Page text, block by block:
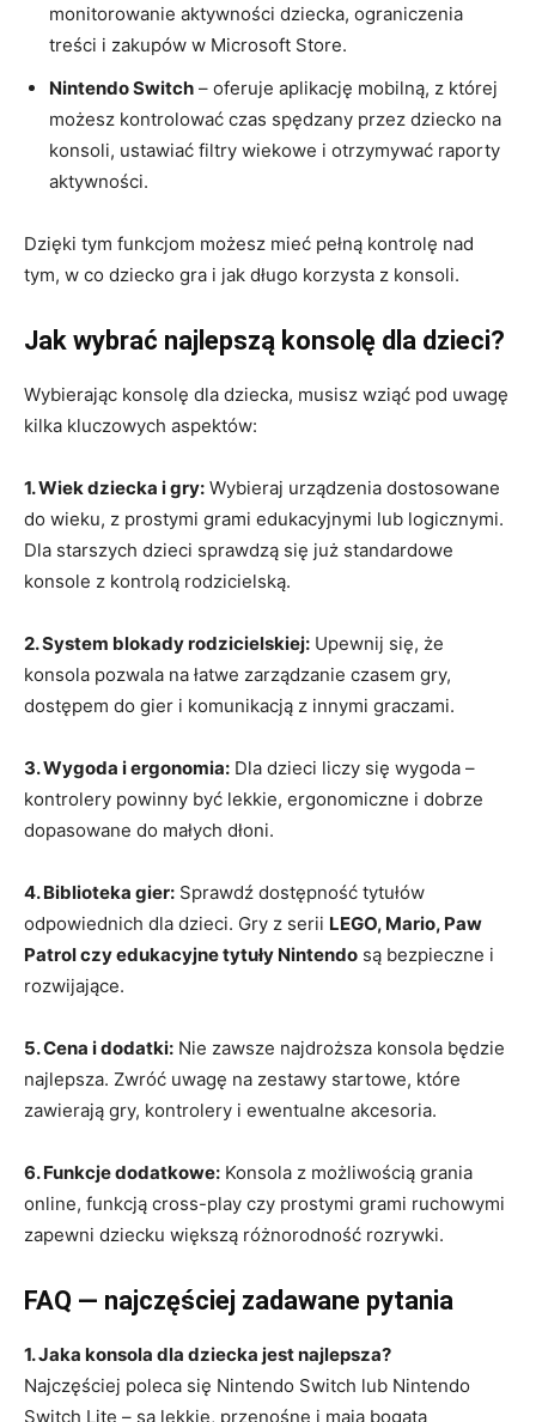
monitorowanie aktywności dziecka, ograniczenia
treści i zakupów w Microsoft Store.
Nintendo Switch – oferuje aplikację mobilną, z której
możesz kontrolować czas spędzany przez dziecko na
konsoli, ustawiać filtry wiekowe i otrzymywać raporty
aktywności.
Dzięki tym funkcjom możesz mieć pełną kontrolę nad
tym, w co dziecko gra i jak długo korzysta z konsoli.
Jak wybrać najlepszą konsolę dla dzieci?
Wybierając konsolę dla dziecka, musisz wziąć pod uwagę
kilka kluczowych aspektów:
1. Wiek dziecka i gry: Wybieraj urządzenia dostosowane
do wieku, z prostymi grami edukacyjnymi lub logicznymi.
Dla starszych dzieci sprawdzą się już standardowe
konsole z kontrolą rodzicielską.
2. System blokady rodzicielskiej: Upewnij się, że
konsola pozwala na łatwe zarządzanie czasem gry,
dostępem do gier i komunikacją z innymi graczami.
3. Wygoda i ergonomia: Dla dzieci liczy się wygoda –
kontrolery powinny być lekkie, ergonomiczne i dobrze
dopasowane do małych dłoni.
4. Biblioteka gier: Sprawdź dostępność tytułów
odpowiednich dla dzieci. Gry z serii LEGO, Mario, Paw
Patrol czy edukacyjne tytuły Nintendo są bezpieczne i
rozwijające.
5. Cena i dodatki: Nie zawsze najdroższa konsola będzie
najlepsza. Zwróć uwagę na zestawy startowe, które
zawierają gry, kontrolery i ewentualne akcesoria.
6. Funkcje dodatkowe: Konsola z możliwością grania
online, funkcją cross-play czy prostymi grami ruchowymi
zapewni dziecku większą różnorodność rozrywki.
FAQ — najczęściej zadawane pytania
1. Jaka konsola dla dziecka jest najlepsza?
Najczęściej poleca się Nintendo Switch lub Nintendo
Switch Lite – są lekkie, przenośne i mają bogatą